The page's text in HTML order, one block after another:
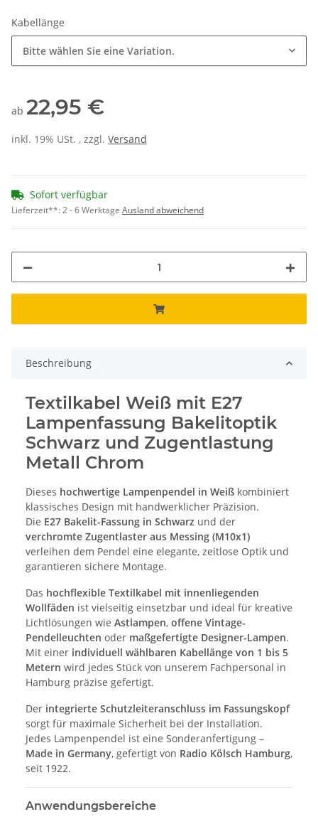
Kabellänge
Bitte wählen Sie eine Variation.
ab 22,95 €
inkl. 19% USt. , zzgl. Versand
Sofort verfügbar
Lieferzeit**:2 - 6 Werktage Ausland abweichend
Beschreibung
Textilkabel Weiß mit E27
Lampenfassung Bakelitoptik
Schwarz und Zugentlastung
Metall Chrom
Dieses hochwertige Lampenpendel in Weiß kombiniert
klassisches Design mit handwerklicher Präzision.
Die E27 Bakelit-Fassung in Schwarz und der
verchromte Zugentlaster aus Messing (M10x1)
verleihen dem Pendel eine elegante, zeitlose Optik und
garantieren sichere Montage.
Das hochflexible Textilkabel mit innenliegenden
Wollfäden ist vielseitig einsetzbar und ideal für kreative
Lichtlösungen wie Astlampen, offene Vintage-
Pendelleuchten oder maßgefertigte Designer-Lampen.
Mit einer individuell wählbaren Kabellänge von 1 bis 5
Metern wird jedes Stück von unserem Fachpersonal in
Hamburg präzise gefertigt.
Der integrierte Schutzleiteranschluss im Fassungskopf
sorgt für maximale Sicherheit bei der Installation.
Jedes Lampenpendel ist eine Sonderanfertigung –
Made in Germany, gefertigt von Radio Kölsch Hamburg,
seit 1922.
Anwendungsbereiche